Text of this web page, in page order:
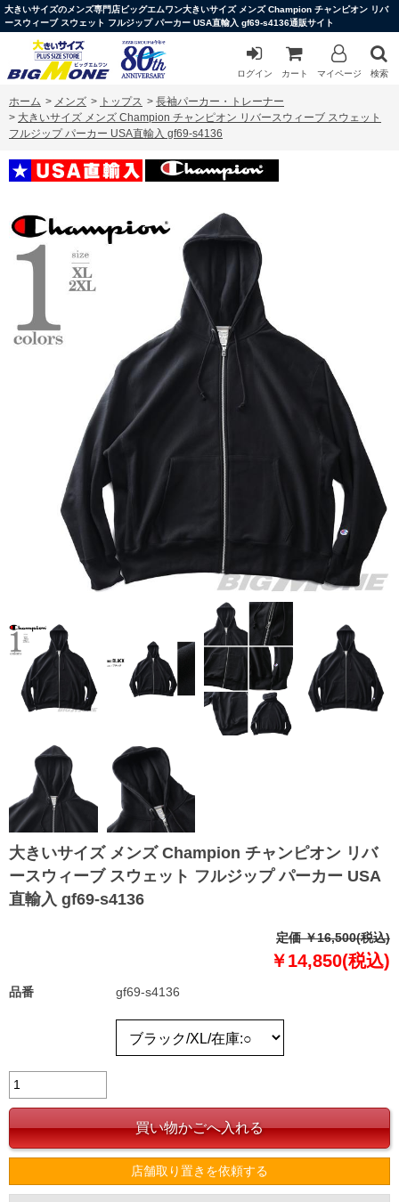
大きいサイズのメンズ専門店ビッグエムワン大きいサイズ メンズ Champion チャンピオン リバ
ースウィーブ スウェット フルジップ パーカー USA直輸入 gf69-s4136通販サイト
ログイン カート マイページ 検索
ホーム > メンズ > トップス > 長袖パーカー・トレーナー
> 大きいサイズ メンズ Champion チャンピオン リバースウィーブ スウェット
フルジップ パーカー USA直輸入 gf69-s4136
大きいサイズ メンズ Champion チャンピオン リバ
ースウィーブ スウェット フルジップ パーカー USA
直輸入 gf69-s4136
定価 ￥16,500(税込)
￥14,850(税込)
品番 gf69-s4136
店舗取り置きを依頼する